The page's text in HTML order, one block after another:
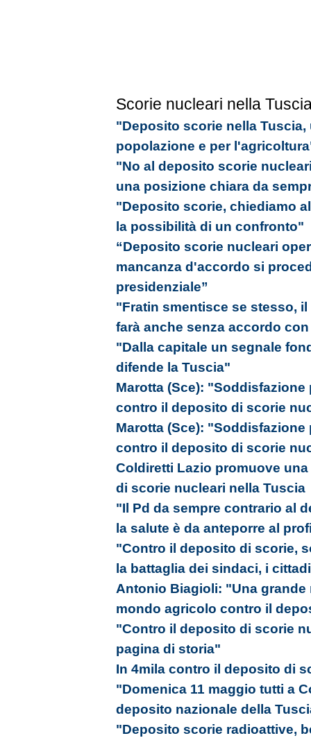
Scorie nucleari nella
"Deposito scorie nella Tuscia,
popolazione e per
"No al deposito scorie
una posizione chiara da
"Deposito scorie, chiediamo
la possibilità di un confronto"
“Deposito scorie nucleari
mancanza d'accordo si
presidenziale”
"Fratin smentisce se stesso,
farà anche senza accordo
"Dalla capitale un segnale
difende la Tuscia"
Marotta (Sce):
contro il deposito di scorie
Marotta (Sce):
contro il deposito di scorie
Coldiretti Lazio promuove
di scorie nucleari nella Tuscia
"Il Pd da sempre contrario al
la salute è da anteporre al
"Contro il deposito di scorie,
la battaglia dei sindaci, i
Antonio Biagioli: "Una
mondo agricolo contro il
"Contro il deposito di scorie
pagina di storia"
In 4mila contro il deposito di
"Domenica 11 maggio tutti a
deposito nazionale della
"Deposito scorie radioattive,